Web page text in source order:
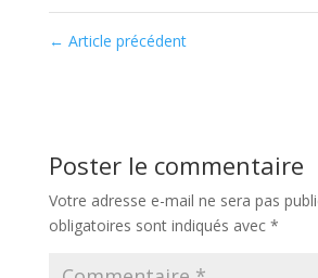
← Article précédent
Poster le commentaire
Votre adresse e-mail ne sera pas
obligatoires sont indiqués avec *